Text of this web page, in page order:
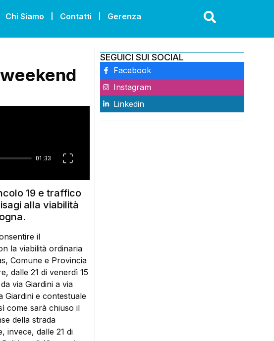
Chi Siamo Contatti Gerenza
19 e traffico
alla viabilità
il
la viabilità ordinaria
Comune e Provincia
dalle 21 di venerdì 15
via Giardini a via
Giardini e contestuale
come sarà chiuso il
della strada
invece, dalle 21 di
SEGUICI SUI SOCIAL
Facebook
Instagram
Linkedin